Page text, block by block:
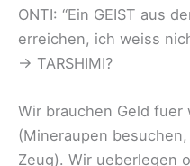
ONTI: “Ein GEIST aus
erreichen, ich weiss
-> TARSHIMI?
Wir brauchen Geld fuer
(Mineraupen
Zeug). Wir ueberlegen